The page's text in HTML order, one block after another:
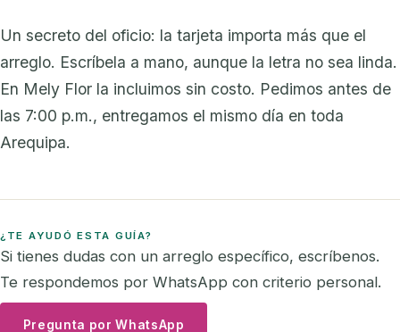
Un secreto del oficio: la tarjeta importa más que el
arreglo. Escríbela a mano, aunque la letra no sea linda.
En Mely Flor la incluimos sin costo. Pedimos antes de
las 7:00 p.m., entregamos el mismo día en toda
Arequipa.
¿TE AYUDÓ ESTA GUÍA?
Si tienes dudas con un arreglo específico, escríbenos.
Te respondemos por WhatsApp con criterio personal.
Pregunta por WhatsApp